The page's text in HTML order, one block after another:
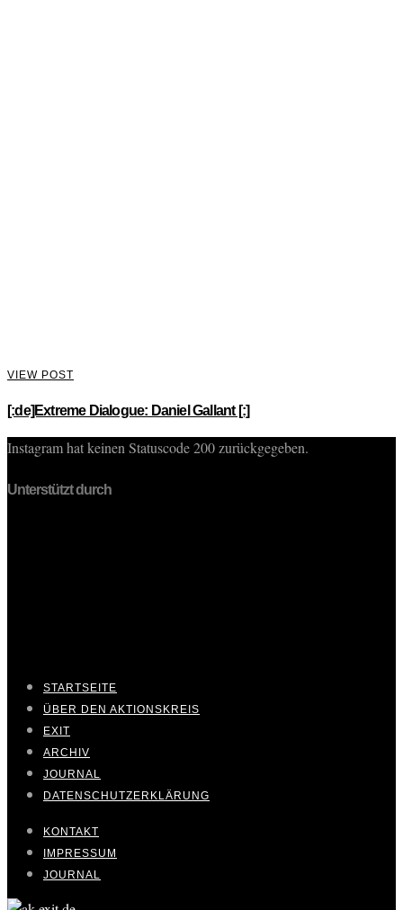
VIEW POST
[:de]Extreme Dialogue: Daniel Gallant [:]
Instagram hat keinen Statuscode 200 zurückgegeben.
Unterstützt durch
STARTSEITE
ÜBER DEN AKTIONSKREIS
EXIT
ARCHIV
JOURNAL
DATENSCHUTZERKLÄRUNG
KONTAKT
IMPRESSUM
JOURNAL